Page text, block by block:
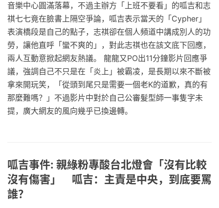
音樂中心圓滿落幕，不過主辦方「上班不要看」的呱吉和志
祺七七竟在臉書上隔空爭論，呱吉表示當天的「Cypher」
表演橋段是自己的點子，志祺卻在個人頻道中講成別人的功
勞，讓他直呼「蠻不爽的」，對此志祺也在該文底下回應，
兩人互動意掀起網友熱議。 龍龍又PO出11分鐘影片回應爭
議，強調自己不只是在「炎上」被霸凌，是長期以來不斷被
拿來開玩笑，「從頭到尾只是需要一個老K的道歉，真的有
那麼難嗎？」不過影片中對於自己公審髮型師一事隻字未
提，廣大網友的風向幾乎已換邊轉。
呱吉事件: 親綠粉專酸台北燈會「沒有比較
沒有傷害」 呱吉：主責是中央，到底要罵
誰？